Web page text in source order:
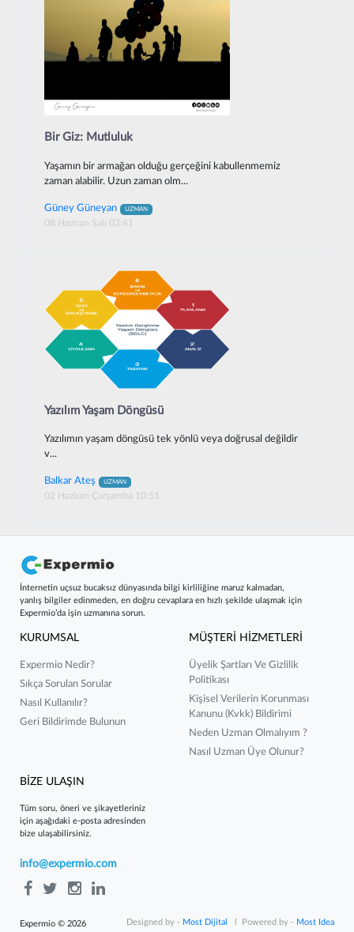
Bir Giz: Mutluluk
Yaşamın bir armağan olduğu gerçeğini kabullenmemiz
zaman alabilir. Uzun zaman olm...
Güney Güneyan UZMAN
08 Haziran Salı 03:41
Yazılım Yaşam Döngüsü
Yazılımın yaşam döngüsü tek yönlü veya doğrusal değildir
v...
Balkar Ateş UZMAN
02 Haziran Çarşamba 10:51
İnternetin uçsuz bucaksız dünyasında bilgi kirliliğine maruz kalmadan,
yanlış bilgiler edinmeden, en doğru cevaplara en hızlı şekilde ulaşmak için
Expermio’da işin uzmanına sorun.
KURUMSAL
Expermio Nedir?
Sıkça Sorulan Sorular
Nasıl Kullanılır?
Geri Bildirimde Bulunun
MÜŞTERİ HİZMETLERİ
Üyelik Şartları Ve Gizlilik
Politikası
Kişisel Verilerin Korunması
Kanunu (kvkk) Bildirimi
Neden Uzman Olmalıyım ?
Nasıl Uzman Üye Olunur?
BİZE ULAŞIN
Tüm soru, öneri ve şikayetleriniz
için aşağıdaki e-posta adresinden
bize ulaşabilirsiniz.
info@expermio.com
Expermio © 2026 l Powered by - Most Idea
Designed by - Most Dijital